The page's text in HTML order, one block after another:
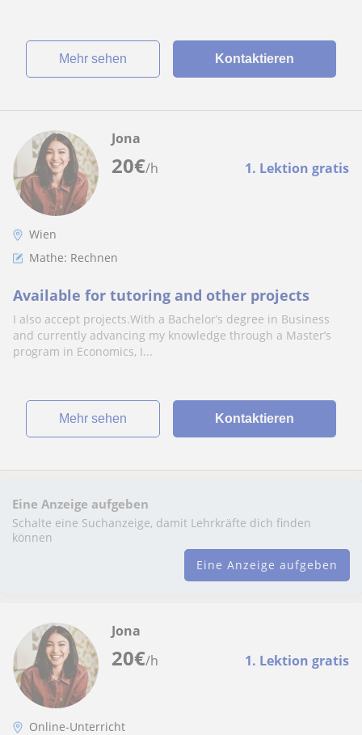
Mehr sehen Kontaktieren
20€/h 1. Lektion gratis
Jona
Wien
Mathe: Rechnen
Available for tutoring and other projects
I also accept projects.With a Bachelor’s degree in Business
and currently advancing my knowledge through a Master’s
program in Economics, I...
Mehr sehen Kontaktieren
Eine Anzeige aufgeben
Schalte eine Suchanzeige, damit Lehrkräfte dich finden
können
Eine Anzeige aufgeben
20€/h 1. Lektion gratis
Jona
Online-Unterricht